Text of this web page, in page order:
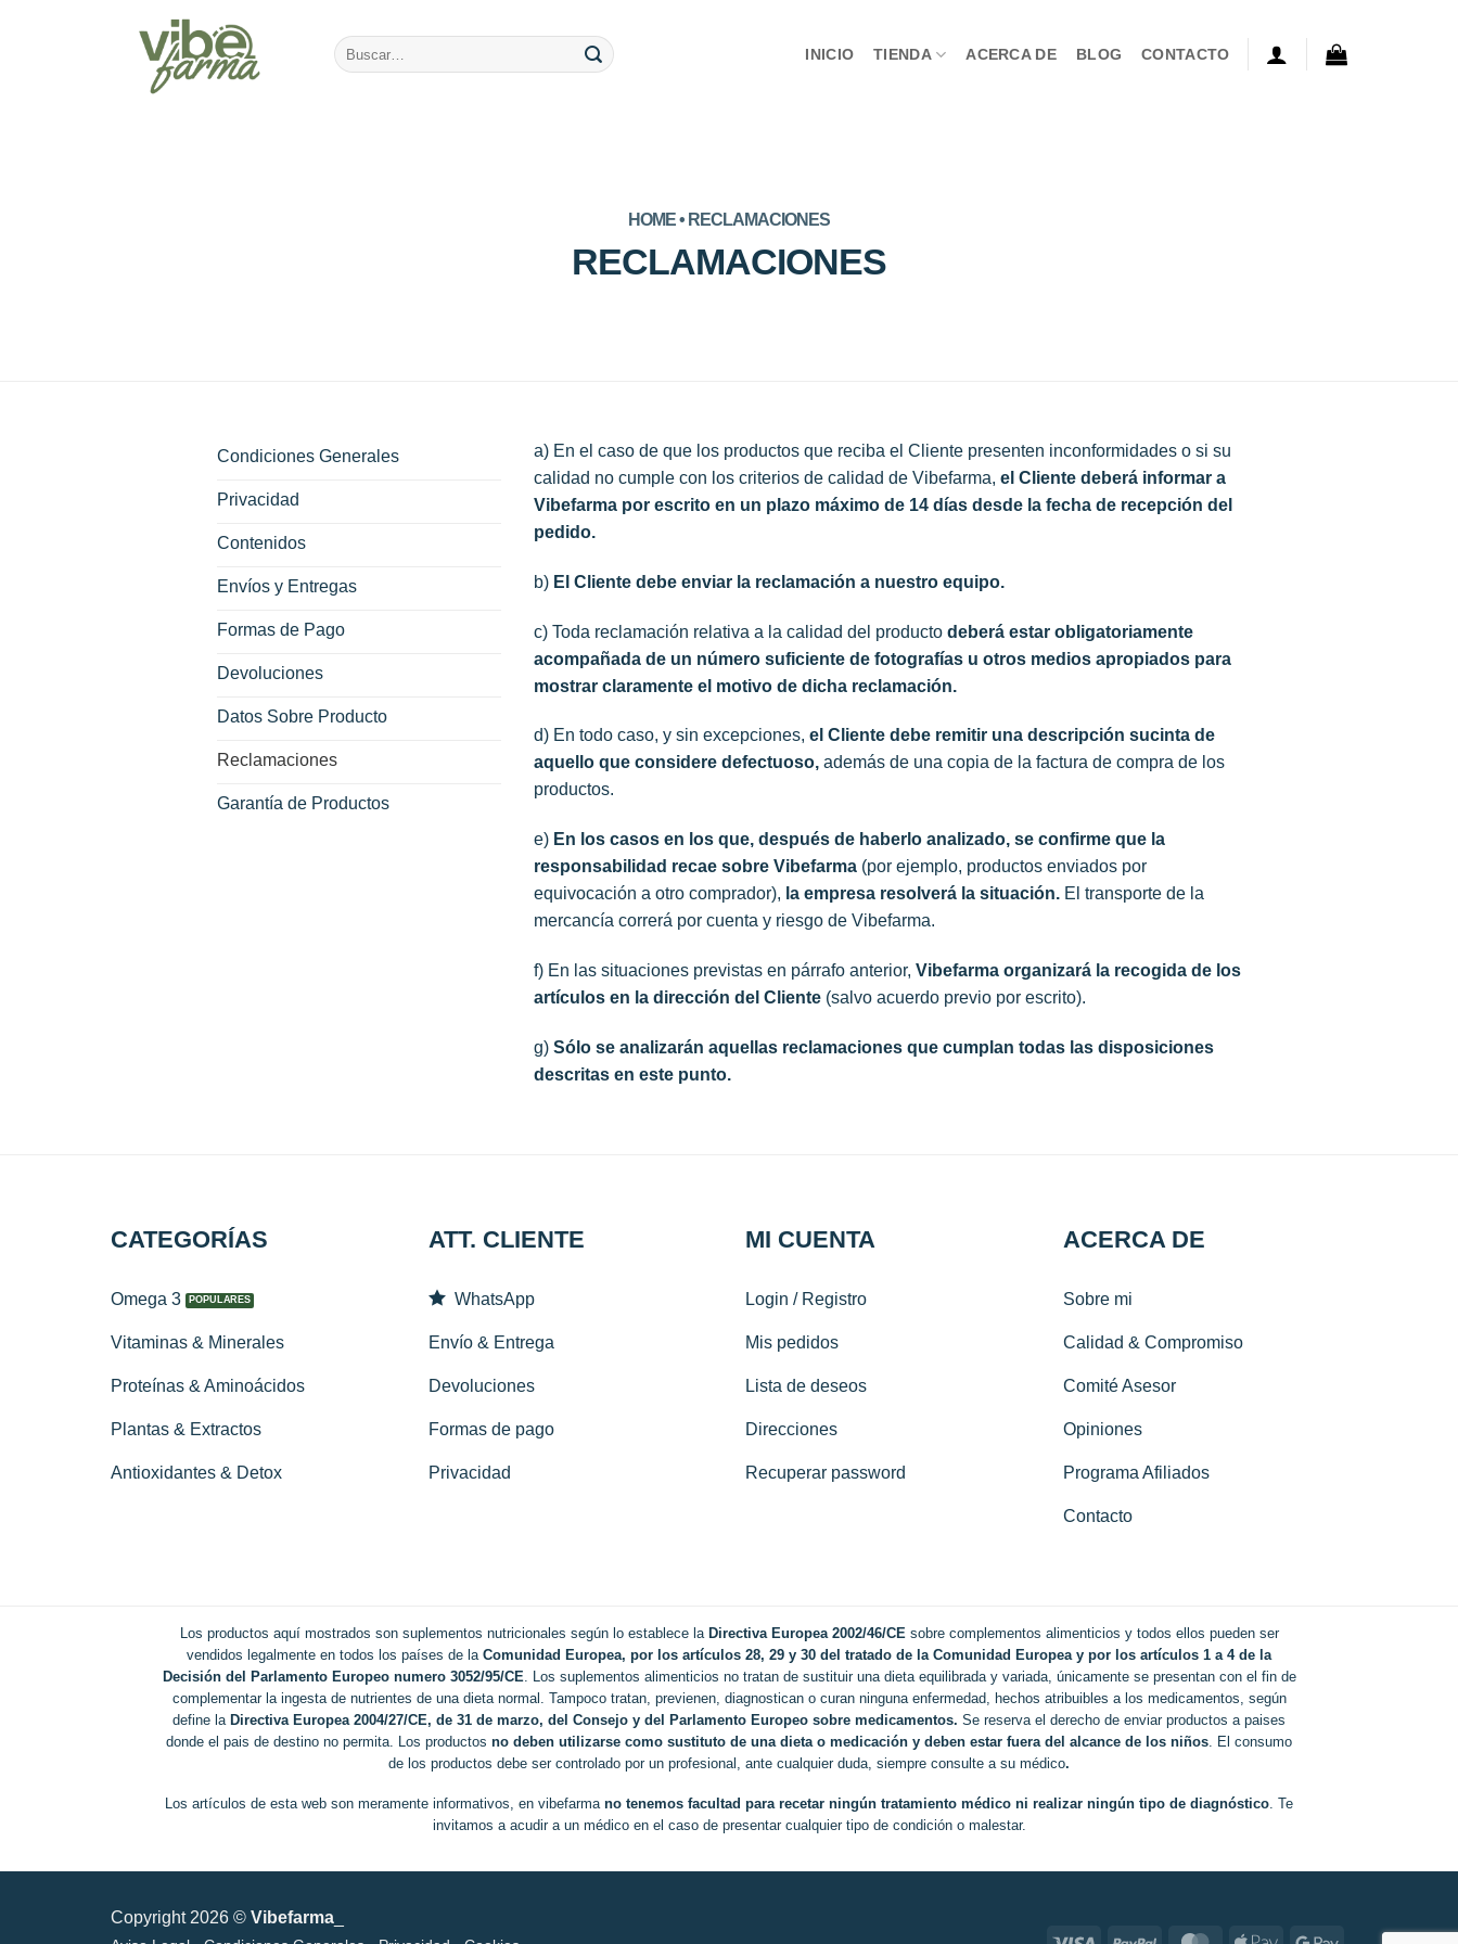
Buscar
por:
INICIO TIENDA ACERCA DE BLOG CONTACTO
HOME • RECLAMACIONES
RECLAMACIONES
Condiciones Generales
Privacidad
Contenidos
Envíos y Entregas
Formas de Pago
Devoluciones
Datos Sobre Producto
Reclamaciones
Garantía de Productos
a) En el caso de que los productos que reciba el Cliente presenten inconformidades o si su
calidad no cumple con los criterios de calidad de Vibefarma, el Cliente deberá informar a
Vibefarma por escrito en un plazo máximo de 14 días desde la fecha de recepción del
pedido.
b) El Cliente debe enviar la reclamación a nuestro equipo.
c) Toda reclamación relativa a la calidad del producto deberá estar obligatoriamente
acompañada de un número suficiente de fotografías u otros medios apropiados para
mostrar claramente el motivo de dicha reclamación.
d) En todo caso, y sin excepciones, el Cliente debe remitir una descripción sucinta de
aquello que considere defectuoso, además de una copia de la factura de compra de los
productos.
e) En los casos en los que, después de haberlo analizado, se confirme que la
responsabilidad recae sobre Vibefarma (por ejemplo, productos enviados por
equivocación a otro comprador), la empresa resolverá la situación. El transporte de la
mercancía correrá por cuenta y riesgo de Vibefarma.
f) En las situaciones previstas en párrafo anterior, Vibefarma organizará la recogida de los
artículos en la dirección del Cliente (salvo acuerdo previo por escrito).
g) Sólo se analizarán aquellas reclamaciones que cumplan todas las disposiciones
descritas en este punto.
CATEGORÍAS
Omega 3
Vitaminas & Minerales
Proteínas & Aminoácidos
Plantas & Extractos
Antioxidantes & Detox
ATT. CLIENTE
WhatsApp
Envío & Entrega
Devoluciones
Formas de pago
Privacidad
MI CUENTA
Login / Registro
Mis pedidos
Lista de deseos
Direcciones
Recuperar password
ACERCA DE
Sobre mi
Calidad & Compromiso
Comité Asesor
Opiniones
Programa Afiliados
Contacto
Los productos aquí mostrados son suplementos nutricionales según lo establece la Directiva Europea 2002/46/CEsobre complementos alimenticios y todos ellos pueden ser
vendidos legalmente en todos los países de la Comunidad Europea, por los artículos 28, 29 y 30 del tratado de la Comunidad Europea y por los artículos 1 a 4 de la
Decisión del Parlamento Europeo numero 3052/95/CE. Los suplementos alimenticios no tratan de sustituir una dieta equilibrada y variada, únicamente se presentan con el fin de
complementar la ingesta de nutrientes de una dieta normal. Tampoco tratan, previenen, diagnostican o curan ninguna enfermedad, hechos atribuibles a los medicamentos, según
define laDirectiva Europea 2004/27/CE, de 31 de marzo, del Consejo y del Parlamento Europeo sobre medicamentos. Se reserva el derecho de enviar productos a paises
donde el pais de destino no permita. Los productos no deben utilizarse como sustituto de una dieta o medicación y deben estar fuera del alcance de los niños. El consumo
de los productos debe ser controlado por un profesional, ante cualquier duda, siempre consulte a su médico.
Los artículos de esta web son meramente informativos, en vibefarma no tenemos facultad para recetar ningún tratamiento médico ni realizar ningún tipo de diagnóstico. Te
invitamos a acudir a un médico en el caso de presentar cualquier tipo de condición o malestar.
Copyright 2026 © Vibefarma